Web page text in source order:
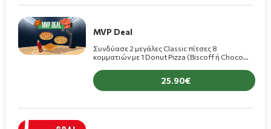
MVP Deal
Συνδύασε 2 μεγάλες Classic πίτσες 8
κομματιών με 1 Donut Pizza (Biscoff ή Choco
(+1,50€ για πίτσα Premium)
25.90